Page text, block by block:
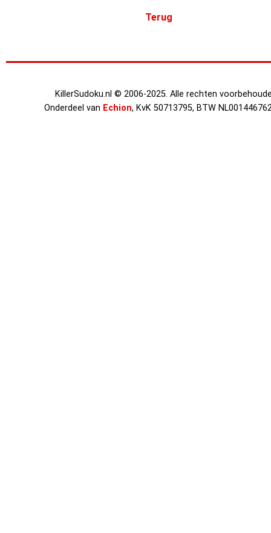
Terug
KillerSudoku.nl © 2006-2025. Alle rechten
Onderdeel van Echion, KvK 50713795, BTW